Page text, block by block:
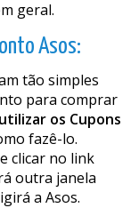
geral.
Asos:
tão simples
para comprar
os Cupons
fazê-lo.
clicar no link
outra janela
a Asos.